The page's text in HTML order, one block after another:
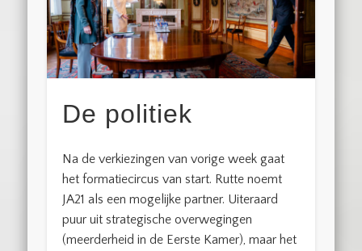
De politiek
Na de verkiezingen van vorige week gaat
het formatiecircus van start. Rutte noemt
JA21 als een mogelijke partner. Uiteraard
puur uit strategische overwegingen
(meerderheid in de Eerste Kamer), maar het